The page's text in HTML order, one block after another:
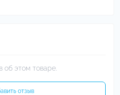
об этом товаре.
отзыв